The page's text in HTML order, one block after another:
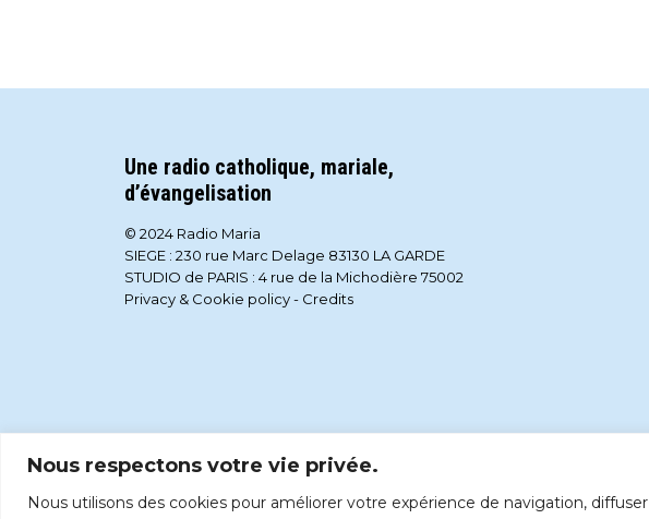
Nous respectons votre vie privée.
Nous utilisons des cookies pour améliorer votre expérience de navigation,
Une radio catholique, mariale,
d’évangelisation
© 2024 Radio Maria
SIEGE : 230 rue Marc Delage 83130 LA GARDE
STUDIO de PARIS : 4 rue de la Michodière 75002
Privacy & Cookie policy- Credits